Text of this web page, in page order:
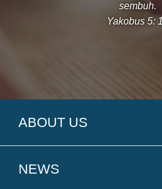
sembuh.
Yakobus 5:
ABOUT US
NEWS